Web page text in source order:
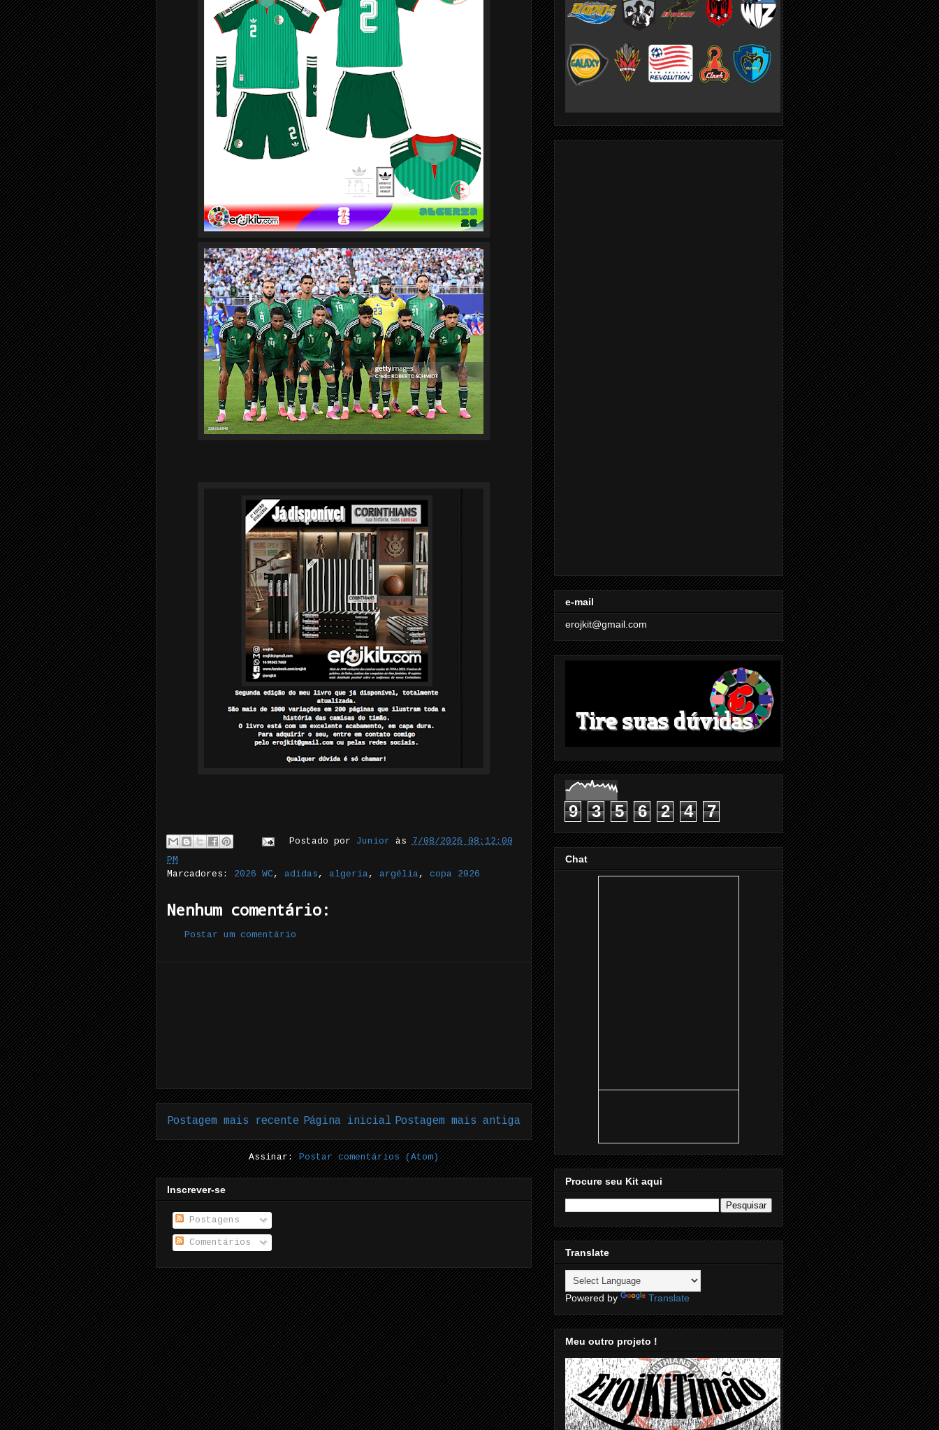
Postado por Junior às 7/08/2026 08:12:00
PM
Marcadores: 2026 WC , adidas , algeria , argélia , copa 2026
Nenhum comentário:
Postar um comentário
Postagem mais recente Postagem mais antiga
Página inicial
Assinar:Postar comentários (Atom)
Inscrever-se
Postagens
Comentários
e-mail
erojkit@gmail.com
9 3 5 6 2 4 7
Chat
Procure seu Kit aqui
Translate
Powered by Translate
Meu outro projeto !